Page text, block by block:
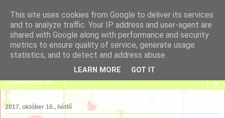
Tanulj meg sütni!
▼
2017. október 16., hétfő
This site uses cookies from Google to deliver its services
and to analyze traffic. Your IP address and user-agent are
shared with Google along with performance and security
metrics to ensure quality of service, generate usage
statistics, and to detect and address abuse.
LEARN MORE GOT IT